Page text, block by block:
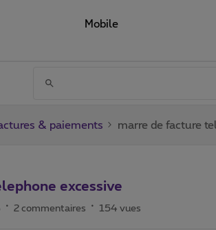
Mobile
& paiements marre de facture
excessive
2 commentaires 154 vues